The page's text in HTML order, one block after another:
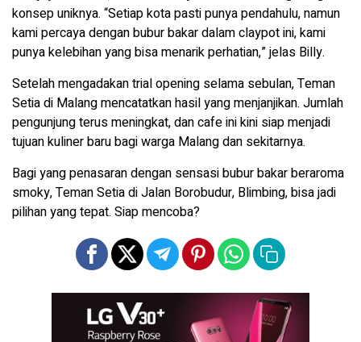
konsep uniknya. “Setiap kota pasti punya pendahulu, namun
kami percaya dengan bubur bakar dalam claypot ini, kami
punya kelebihan yang bisa menarik perhatian,” jelas Billy.
Setelah mengadakan trial opening selama sebulan, Teman
Setia di Malang mencatatkan hasil yang menjanjikan. Jumlah
pengunjung terus meningkat, dan cafe ini kini siap menjadi
tujuan kuliner baru bagi warga Malang dan sekitarnya.
Bagi yang penasaran dengan sensasi bubur bakar beraroma
smoky, Teman Setia di Jalan Borobudur, Blimbing, bisa jadi
pilihan yang tepat. Siap mencoba?